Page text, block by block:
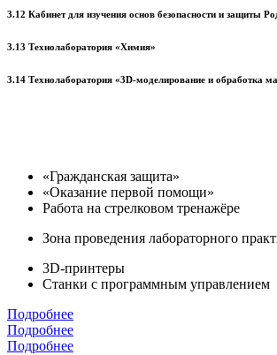
3.12 Кабинет для изучения основ безопасности и защиты
3.13 Технолаборатория «Химия»
3.14 Технолаборатория «3D-моделирование и обработка
«Гражданская защита»
«Оказание первой помощи»
Работа на стрелковом тренажёре
Зона проведения лабораторного
3D-принтеры
Станки с программным управлением
Подробнее
Подробнее
Подробнее